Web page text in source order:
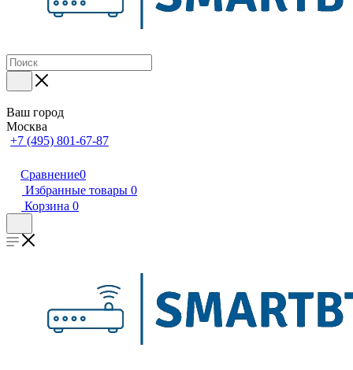
Ваш город
Москва
+7 (495) 801-67-87
Сравнение0
Избранные товары 0
Корзина 0